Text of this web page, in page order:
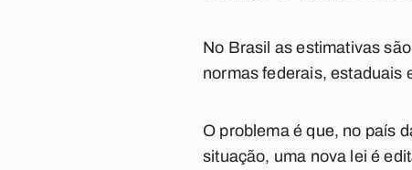
No Brasil as estimativas
normas federais, estaduais
O problema é que, no país
situação, uma nova lei é